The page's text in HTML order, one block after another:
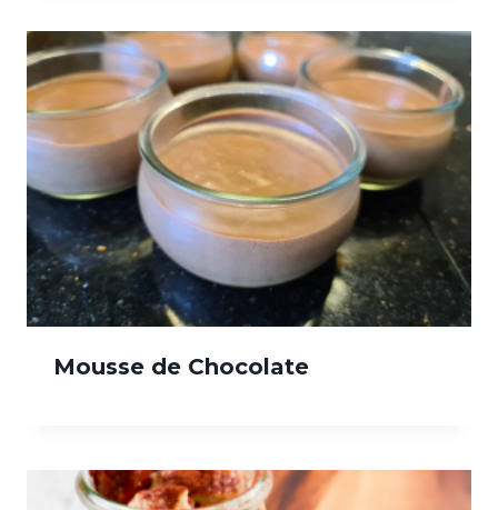
Mousse de Chocolate